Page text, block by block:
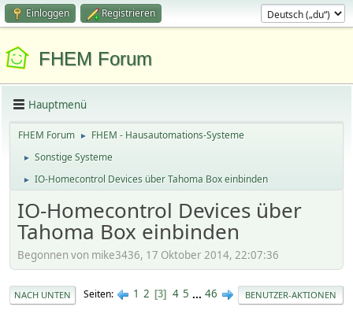
Einloggen Registrieren
FHEM Forum
Hauptmenü
FHEM Forum ► FHEM - Hausautomations-Systeme
► Sonstige Systeme
► IO-Homecontrol Devices über Tahoma Box einbinden
IO-Homecontrol Devices über
Tahoma Box einbinden
Begonnen von mike3436, 17 Oktober 2014, 22:07:36
NACH UNTEN Seiten 1 2 3 4 5 ... 46 BENUTZER-AKTIONEN